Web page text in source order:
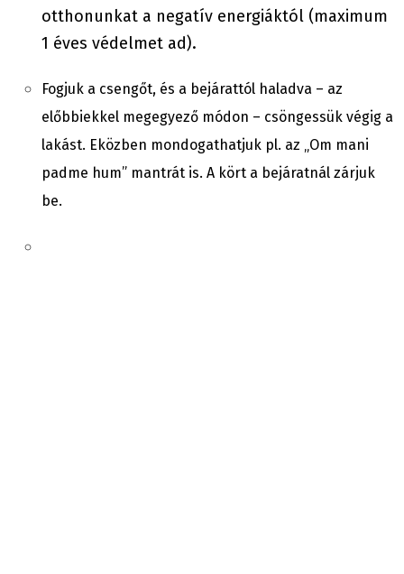
otthonunkat a negatív energiáktól (maximum
1 éves védelmet ad).
Fogjuk a csengőt, és a bejárattól haladva – az
előbbiekkel megegyező módon – csöngessük végig a
lakást. Eközben mondogathatjuk pl. az „Om mani
padme hum” mantrát is. A kört a bejáratnál zárjuk
be.